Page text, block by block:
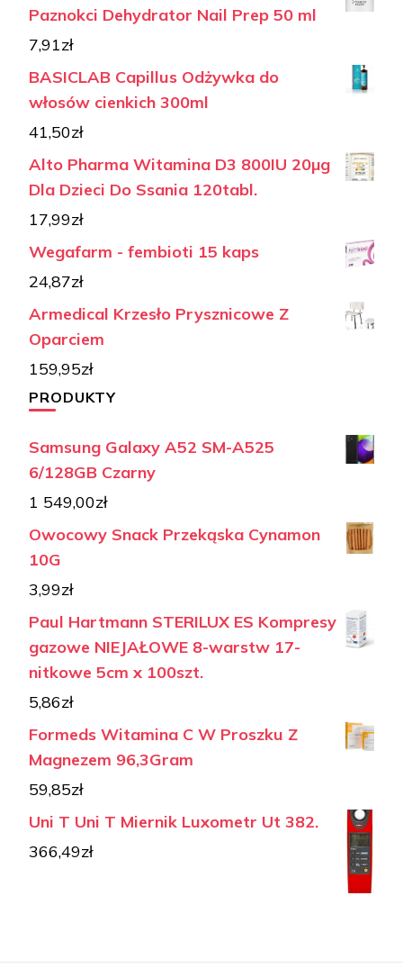
Paznokci Dehydrator Nail Prep 50 ml
7,91zł
BASICLAB Capillus Odżywka do
włosów cienkich 300ml
41,50zł
Alto Pharma Witamina D3 800IU 20µg
Dla Dzieci Do Ssania 120tabl.
17,99zł
Wegafarm - fembioti 15 kaps
24,87zł
Armedical Krzesło Prysznicowe Z
Oparciem
159,95zł
PRODUKTY
Samsung Galaxy A52 SM-A525
6/128GB Czarny
1 549,00zł
Owocowy Snack Przekąska Cynamon
10G
3,99zł
Paul Hartmann STERILUX ES Kompresy
gazowe NIEJAŁOWE 8-warstw 17-
nitkowe 5cm x 100szt.
5,86zł
Formeds Witamina C W Proszku Z
Magnezem 96,3Gram
59,85zł
Uni T Uni T Miernik Luxometr Ut 382.
366,49zł